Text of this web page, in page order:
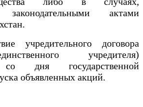
законодательными актами
договора
учредителя)
со дня государственной
объявленных акций.